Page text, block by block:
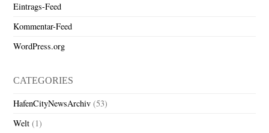
Eintrags-Feed
Kommentar-Feed
WordPress.org
CATEGORIES
HafenCityNewsArchiv (53)
Welt (1)